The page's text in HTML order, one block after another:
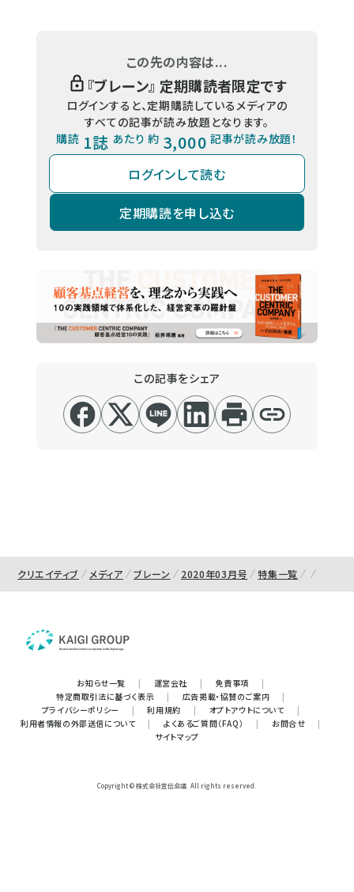
この先の内容は...
『ブレーン』 定期購読者限定です
ログインすると、定期購読しているメディアの
すべての記事が読み放題となります。
購読 1誌 あたり 約 3,000 記事が読み放題！
ログインして読む
定期購読を申し込む
この記事をシェア
クリエイティブ メディア ブレーン 2020年03月号 特集一覧
お知らせ一覧 | 運営会社 | 免責事項
|
特定商取引法に基づく表示
| 広告掲載・協賛のご案内
|
プライバシーポリシー
| 利用規約 | オプトアウトについて
|
利用者情報の外部送信について
| よくあるご質問（FAQ） | お問合せ
|
サイトマップ
Copyright © 株式会社宣伝会議. All rights reserved.